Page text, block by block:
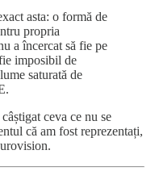
asta: o formă de
propria
a încercat să fie pe
imposibil de
saturată de
ceva ce nu se
că am fost reprezentați,